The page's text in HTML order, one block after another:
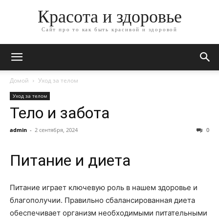
Красота и здоровье
Сайт про то как быть красивой и здоровой
Домой Уход за телом
Уход за телом
Тело и забота
admin - 2 сентября, 2024 0
Питание и диета
Питание играет ключевую роль в нашем здоровье и
благополучии. Правильно сбалансированная диета
обеспечивает организм необходимыми питательными